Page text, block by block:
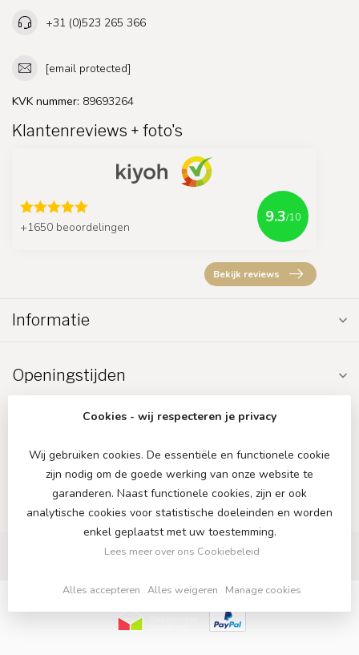
+31 (0)523 265 366
[email protected]
KVK nummer: 89693264
Klantenreviews + foto's
+1650 beoordelingen
9.3/10
Bekijk reviews
Informatie
Openingstijden
Cookies - wij respecteren je privacy
Wij gebruiken cookies. De essentiële en functionele cookie
zijn nodig om de goede werking van onze website te
garanderen. Naast functionele cookies, zijn er ook
analytische cookies voor statistische doeleinden en worden
enkel geplaatst met uw toestemming.
Lees meer over ons Cookiebeleid
Alles accepteren Alles weigeren Manage cookies